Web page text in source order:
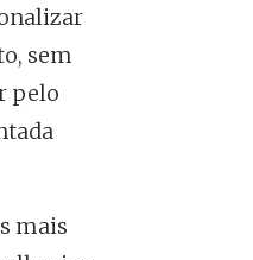
sem
pelo
mais